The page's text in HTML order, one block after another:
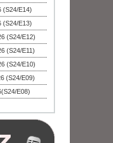
(S24/E14)
(S24/E13)
(S24/E12)
(S24/E11)
(S24/E10)
(S24/E09)
E08)